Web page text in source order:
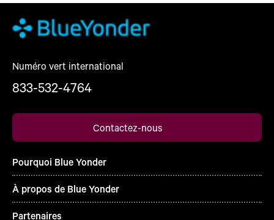
Numéro vert international
833-532-4764
Contactez-nous
Pourquoi Blue Yonder
À propos de Blue Yonder
Partenaires